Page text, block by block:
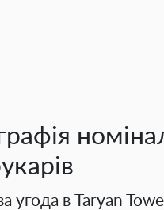
угода в Taryan